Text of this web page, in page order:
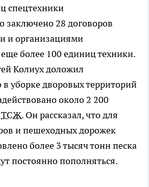
спецтехники
заключено 28 договоров
и организациями
более 100 единиц техники.
Колиух доложил
в уборке дворовых территорий
около 2 200
ТСЖ. Он рассказал, что для
и пешеходных дорожек
более 3 тысяч тонн песка
постоянно пополняться.